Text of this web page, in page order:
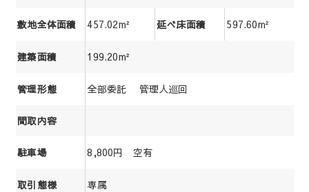
敷地全体面積 457.02m² 延べ床面積 597.60m²
建築面積 199.20m²
管理形態 全部委託 管理人巡回
間取内容
駐車場 8,800円 空有
取引態様 専属